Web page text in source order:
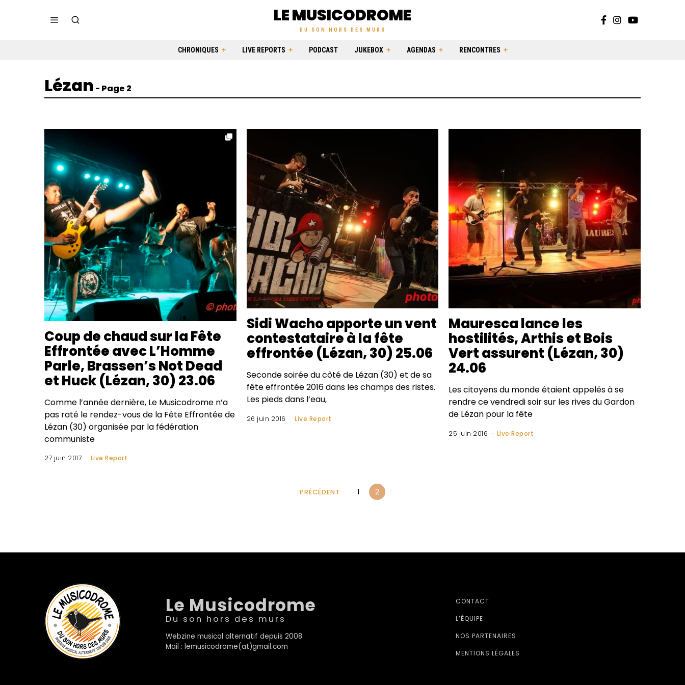
LE MUSICODROME
DU SON HORS DES MURS
CHRONIQUES LIVE REPORTS PODCAST JUKEBOX AGENDAS RENCONTRES
Lézan - Page 2
Coup de chaud sur la Fête
Effrontée avec L’Homme
Parle, Brassen’s Not Dead
et Huck (Lézan, 30) 23.06
Comme l’année dernière, Le Musicodrome n’a
pas raté le rendez-vous de la Fête Effrontée de
Lézan (30) organisée par la fédération
communiste
27 juin 2017 Live Report
Sidi Wacho apporte un vent
contestataire à la fête
effrontée (Lézan, 30) 25.06
Seconde soirée du côté de Lézan (30) et de sa
fête effrontée 2016 dans les champs des ristes.
Les pieds dans l’eau,
26 juin 2016 Live Report
Mauresca lance les
hostilités, Arthis et Bois
Vert assurent (Lézan, 30)
24.06
Les citoyens du monde étaient appelés à se
rendre ce vendredi soir sur les rives du Gardon
de Lézan pour la fête
25 juin 2016 Live Report
PRÉCÉDENT 1 2
Le Musicodrome
Du son hors des murs
Webzine musical alternatif depuis 2008
Mail : lemusicodrome(at)gmail.com
CONTACT
L’ÉQUIPE
NOS PARTENAIRES
MENTIONS LÉGALES